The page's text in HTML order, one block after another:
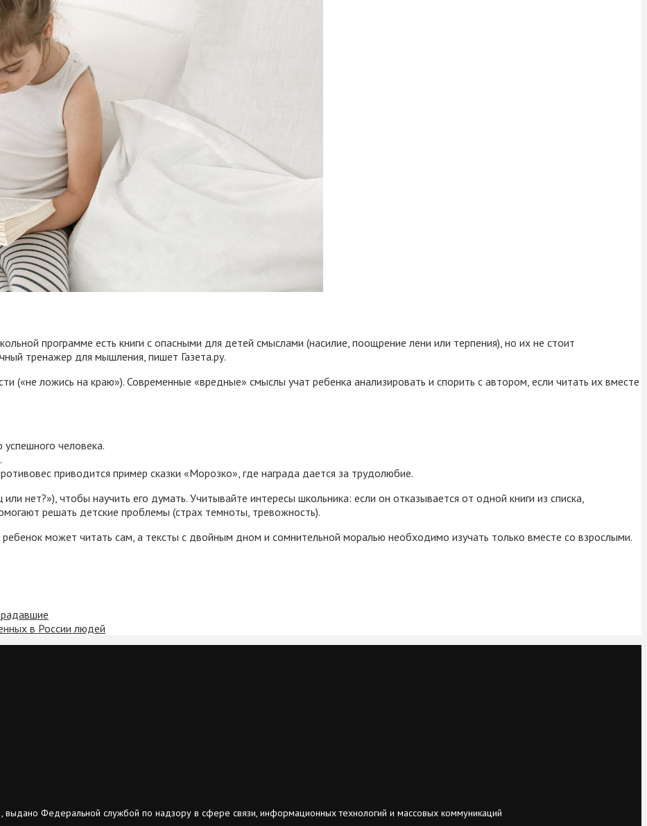
программе есть книги с опасными для детей смыслами (насилие, поощрение лени или терпения), но их не стоит
тренажер для мышления, пишет Газета.ру.
(«не ложись на краю»). Современные «вредные» смыслы учат ребенка анализировать и спорить с автором, если читать их вместе
человека.
приводится пример сказки «Морозко», где награда дается за трудолюбие.
нет?»), чтобы научить его думать. Учитывайте интересы школьника: если он отказывается от одной книги из списка,
решать детские проблемы (страх темноты, тревожность).
может читать сам, а тексты с двойным дном и сомнительной моралью необходимо изучать только вместе со взрослыми.
в России людей
Федеральной службой по надзору в сфере связи, информационных технологий и массовых коммуникаций